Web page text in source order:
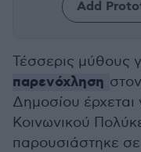
Add
Τέσσερις μύθους
παρενόχληση
Δημοσίου έρχεται
Κοινωνικού
παρουσιάστηκε